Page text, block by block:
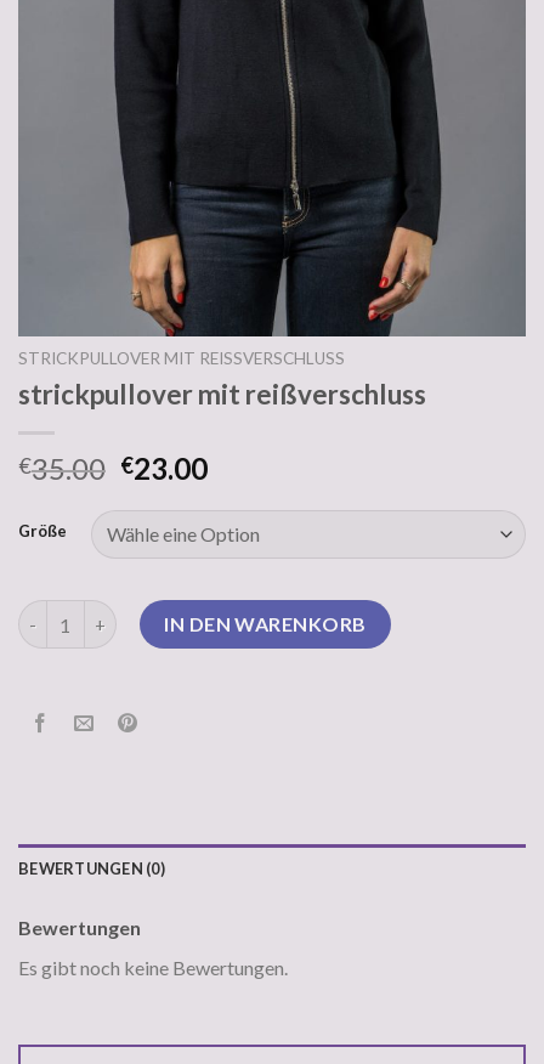
STRICKPULLOVER MIT REISSVERSCHLUSS
strickpullover mit reißverschluss
€35.00 €23.00
Größe
strickpullover mit reißverschluss Menge
IN DEN WARENKORB
BEWERTUNGEN (0)
Bewertungen
Es gibt noch keine Bewertungen.